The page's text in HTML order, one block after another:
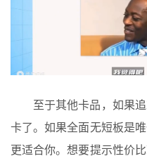
至于其他卡品，如果
卡了。如果全面无短板是
更适合你。想要提示性价